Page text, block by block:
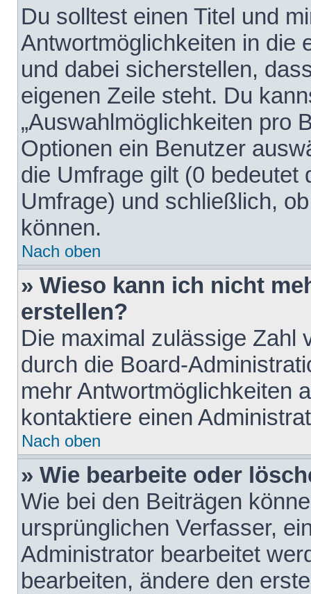
Du solltest einen Titel und
Antwortmöglichkeiten in die
und dabei sicherstellen,
eigenen Zeile steht. Du
„Auswahlmöglichkeiten pro
Optionen ein Benutzer
die Umfrage gilt (0 bedeutet
Umfrage) und schließlich,
können.
Nach oben
» Wieso kann ich nicht
erstellen?
Die maximal zulässige Zahl
durch die Board-
mehr Antwortmöglichkeiten
kontaktiere einen
Nach oben
» Wie bearbeite oder
Wie bei den Beiträgen
ursprünglichen Verfasser,
Administrator bearbeitet
bearbeiten, ändere den